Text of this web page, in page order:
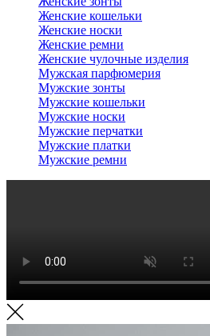
Женские кошельки
Женские носки
Женские ремни
Женские чулочные изделия
Мужская парфюмерия
Мужские зонты
Мужские кошельки
Мужские носки
Мужские перчатки
Мужские платки
Мужские ремни